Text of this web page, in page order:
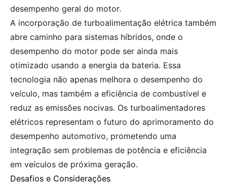
desempenho geral do motor.
A incorporação de turboalimentação elétrica também
abre caminho para sistemas híbridos, onde o
desempenho do motor pode ser ainda mais
otimizado usando a energia da bateria. Essa
tecnologia não apenas melhora o desempenho do
veículo, mas também a eficiência de combustível e
reduz as emissões nocivas. Os turboalimentadores
elétricos representam o futuro do aprimoramento do
desempenho automotivo, prometendo uma
integração sem problemas de potência e eficiência
em veículos de próxima geração.
Desafios e Considerações